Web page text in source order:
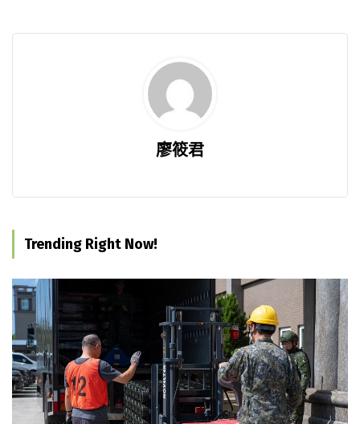
廖筱君
Trending Right Now!